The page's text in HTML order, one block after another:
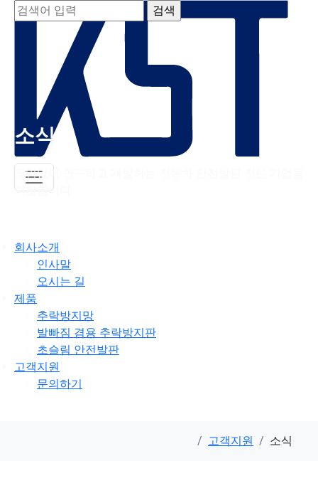
소식
끊임없이 연구하고 개발하는 전동차 안전발판 전문 기업을
지향합니다.
회사소개
인사말
오시는 길
제품
추락방지망
발빠짐 겸용 추락방지판
초슬림 안전발판
고객지원
문의하기
고객지원 소식